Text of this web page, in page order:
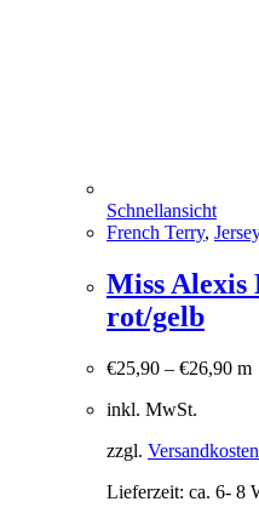
Schnellansicht
French Terry,
Miss Alexis
rot/gelb
€25,90 – €26,90 m
inkl. MwSt.
zzgl. Versandkosten
Lieferzeit: ca. 6- 8